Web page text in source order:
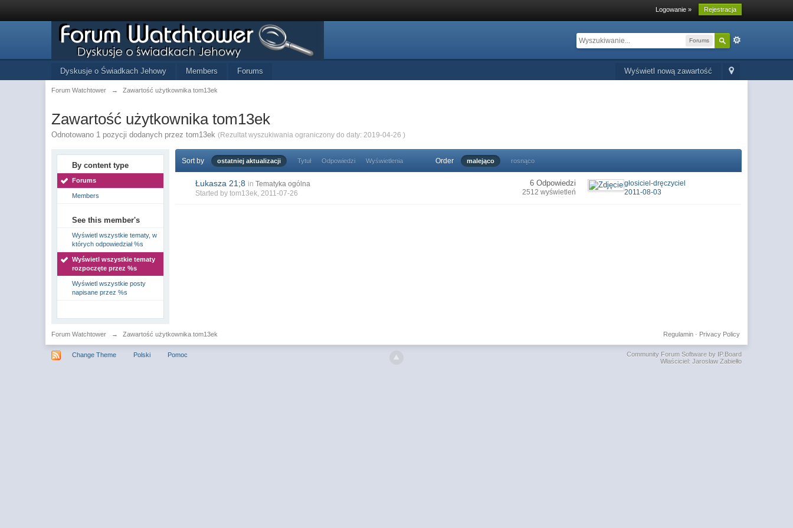
Logowanie » Rejestracja
Forums
Wyświetl nową zawartość
Dyskusje o Świadkach Jehowy Members Forums
Forum Watchtower → Zawartość użytkownika tom13ek
Zawartość użytkownika tom13ek
Odnotowano 1 pozycji dodanych przez tom13ek (Rezultat wyszukiwania ograniczony do daty: 2019-04-26 )
By content type
Forums
Members
See this member's
Wyświetl wszystkie tematy, w
których odpowiedział %s
Wyświetl wszystkie tematy
rozpoczęte przez %s
Wyświetl wszystkie posty
napisane przez %s
Sort by ostatniej aktualizacji Tytuł Odpowiedzi Wyświetlenia Order malejąco rosnąco
Łukasza 21;8 in Tematyka ogólna
Started bytom13ek, 2011-07-26
6 Odpowiedzi
2512 wyświetleń
głosiciel-dręczyciel
2011-08-03
Forum Watchtower → Zawartość użytkownika tom13ek Privacy Policy
Regulamin·
Change Theme Polski Pomoc
Community Forum Software by IP.Board
Właściciel: Jarosław Zabiełło